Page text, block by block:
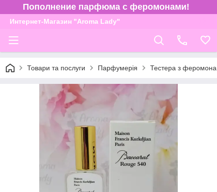
Пополнение парфюма с феромонами!
Интернет-Магазин "Aroma Lady"
Товари та послуги Парфумерія Тестера з